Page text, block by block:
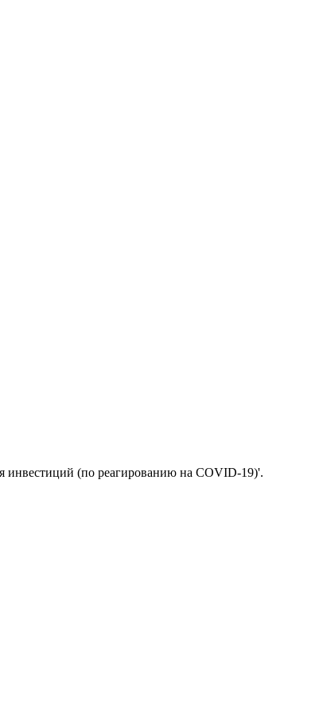
инвестиций (по реагированию на COVID-19)'.